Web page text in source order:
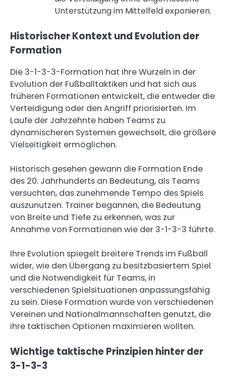
Unterstützung im Mittelfeld exponieren.
Historischer Kontext und Evolution der
Formation
Die 3-1-3-3-Formation hat ihre Wurzeln in der
Evolution der Fußballtaktiken und hat sich aus
früheren Formationen entwickelt, die entweder die
Verteidigung oder den Angriff priorisierten. Im
Laufe der Jahrzehnte haben Teams zu
dynamischeren Systemen gewechselt, die größere
Vielseitigkeit ermöglichen.
Historisch gesehen gewann die Formation Ende
des 20. Jahrhunderts an Bedeutung, als Teams
versuchten, das zunehmende Tempo des Spiels
auszunutzen. Trainer begannen, die Bedeutung
von Breite und Tiefe zu erkennen, was zur
Annahme von Formationen wie der 3-1-3-3 führte.
Ihre Evolution spiegelt breitere Trends im Fußball
wider, wie den Übergang zu besitzbasiertem Spiel
und die Notwendigkeit für Teams, in
verschiedenen Spielsituationen anpassungsfähig
zu sein. Diese Formation wurde von verschiedenen
Vereinen und Nationalmannschaften genutzt, die
ihre taktischen Optionen maximieren wollten.
Wichtige taktische Prinzipien hinter der
3-1-3-3